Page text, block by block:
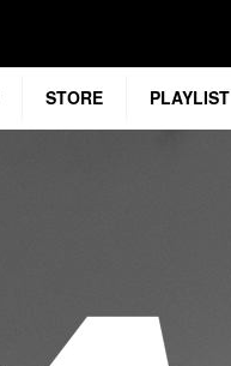
STORE PLAYLIST